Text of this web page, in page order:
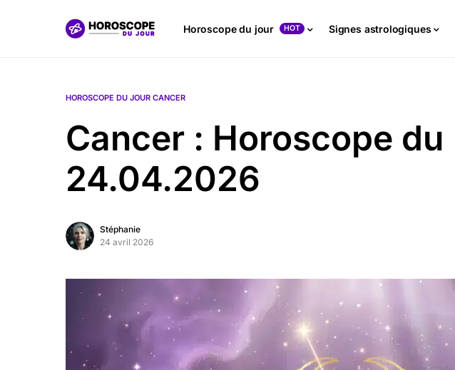
Horoscope du jour HOT Signes astrologiques
HOROSCOPE DU JOUR CANCER
Cancer : Horoscope du
24.04.2026
Stéphanie
24 avril 2026